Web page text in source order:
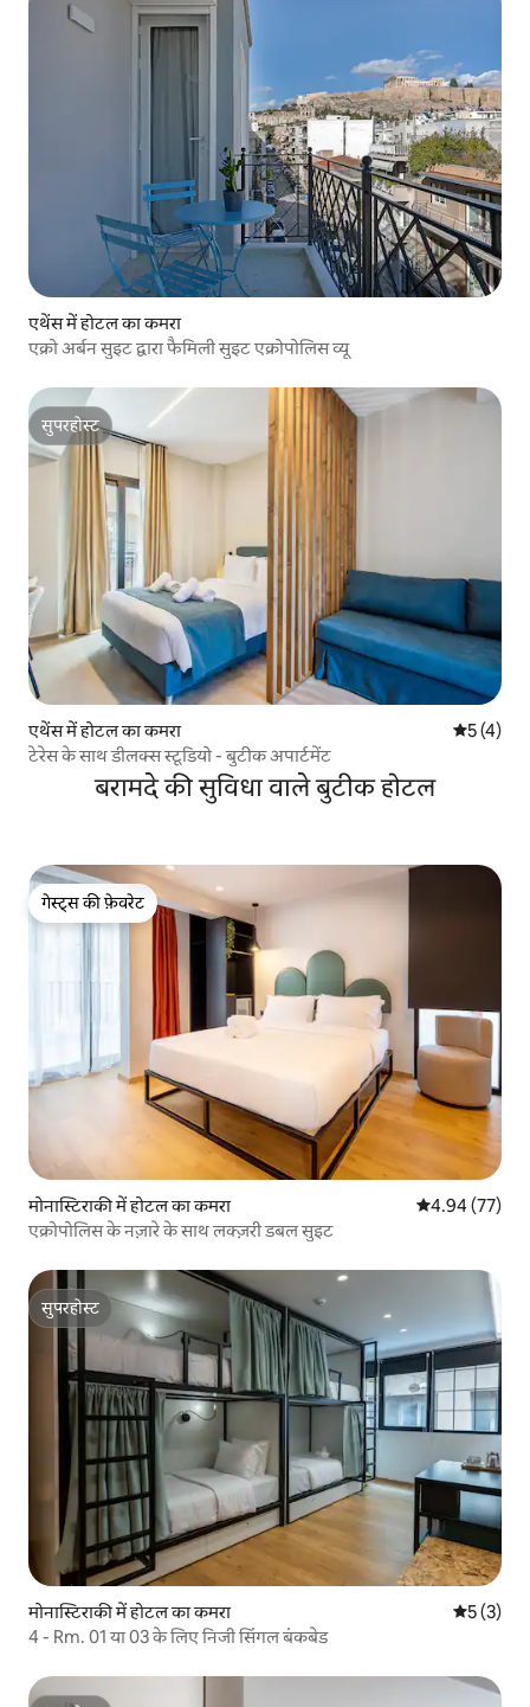
एथेंस में होटल का कमरा
एक्रो अर्बन सुइट द्वारा फैमिली सुइट एक्रोपोलिस व्यू
सुपरहोस्ट
सुपरहोस्ट
एथेंस में होटल का कमरा औसत रेटिंग
5 (4)
टेरेस के साथ डीलक्स स्टूडियो - बुटीक अपार्टमेंट
बरामदे की सुविधा वाले बुटीक होटल
गेस्ट्स की फ़ेवरेट
गेस्ट्स की फ़ेवरेट
मोनास्टिराकी में होटल का कमरा औसत रेटिंग 5 में
4.94 (77)
एक्रोपोलिस के नज़ारे के साथ लक्ज़री डबल सुइट
सुपरहोस्ट
सुपरहोस्ट
मोनास्टिराकी में होटल का कमरा औसत रेटिंग
5 (3)
4 - Rm. 01 या 03 के लिए निजी सिंगल बंकबेड